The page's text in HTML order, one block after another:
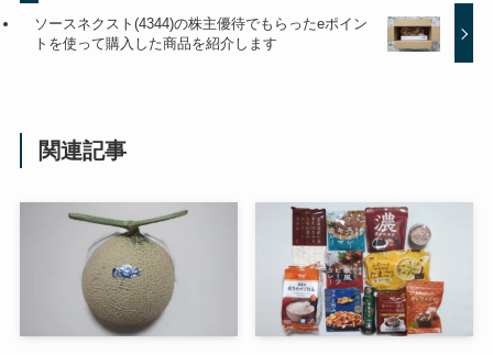
ソースネクスト(4344)の株主優待でもらったeポイン
トを使って購入した商品を紹介します
関連記事